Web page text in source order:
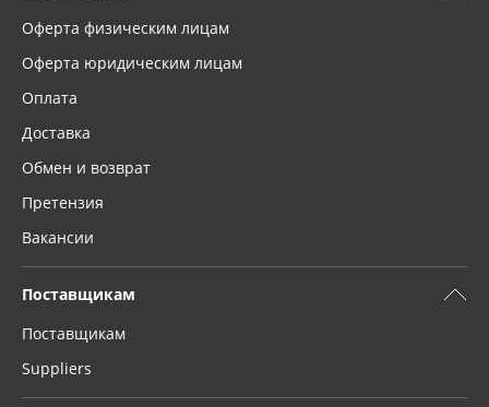
Оферта физическим лицам
Оферта юридическим лицам
Оплата
Доставка
Обмен и возврат
Претензия
Вакансии
Поставщикам
Поставщикам
Suppliers